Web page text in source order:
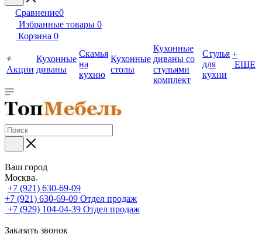
Сравнение0
Избранные товары 0
Корзина 0
Акции
Кухонные
диваны
Скамья
на
кухню
Кухонные
столы
Кухонные
диваны со
стульями
комплект
Стулья
для
кухни
+
ЕЩЕ
Ваш город
Москва
+7 (921) 630-69-09
+7 (921) 630-69-09 Отдел продаж
+7 (929) 104-04-39 Отдел продаж
Заказать звонок